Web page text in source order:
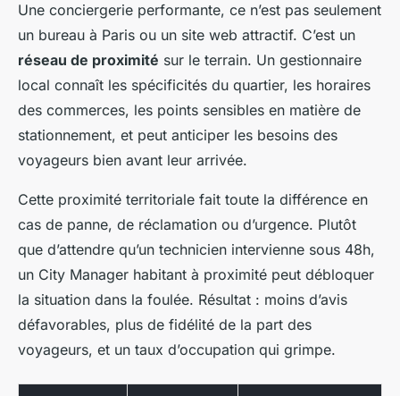
Une conciergerie performante, ce n’est pas seulement
un bureau à Paris ou un site web attractif. C’est un
réseau de proximité sur le terrain. Un gestionnaire
local connaît les spécificités du quartier, les horaires
des commerces, les points sensibles en matière de
stationnement, et peut anticiper les besoins des
voyageurs bien avant leur arrivée.
Cette proximité territoriale fait toute la différence en
cas de panne, de réclamation ou d’urgence. Plutôt
que d’attendre qu’un technicien intervienne sous 48h,
un City Manager habitant à proximité peut débloquer
la situation dans la foulée. Résultat : moins d’avis
défavorables, plus de fidélité de la part des
voyageurs, et un taux d’occupation qui grimpe.